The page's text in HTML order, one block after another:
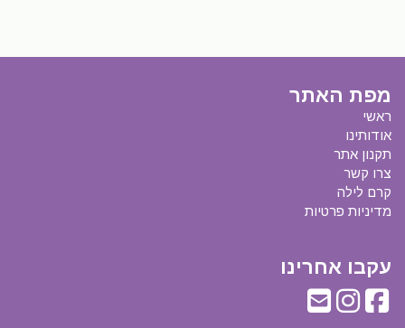
מפת האתר
ראשי
אודותינו
תקנון אתר
צרו קשר
קרם לילה
מדיניות פרטיות
עקבו אחרינו